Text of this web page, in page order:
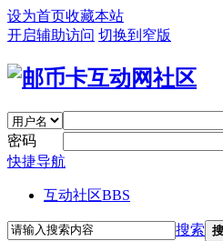
设为首页收藏本站
开启辅助访问 切换到窄版
密码
快捷导航
互动社区BBS
搜索